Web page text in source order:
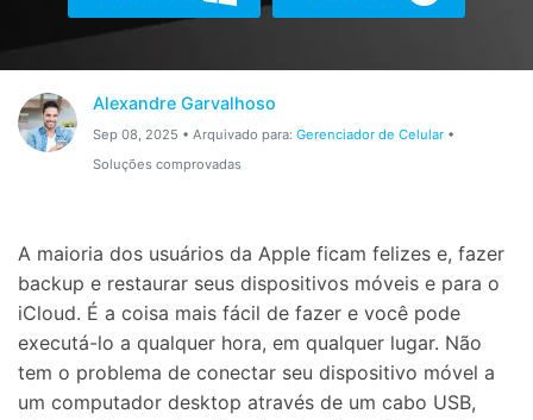
Ver Todos Os Aplicativos
Transferir Dados
Gerenciador de dados
Reparar Celular
Encontre Mais Soluções
Entrar
Alexandre Garvalhoso
Sep 08, 2025 • Arquivado para: Gerenciador de Celular•
Soluções comprovadas
A maioria dos usuários da Apple ficam felizes e, fazer
backup e restaurar seus dispositivos móveis e para o
iCloud. É a coisa mais fácil de fazer e você pode
executá-lo a qualquer hora, em qualquer lugar. Não
tem o problema de conectar seu dispositivo móvel a
um computador desktop através de um cabo USB,